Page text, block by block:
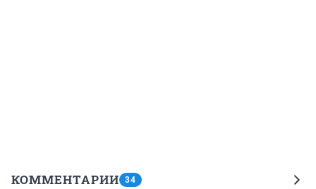
КОММЕНТАРИИ 34